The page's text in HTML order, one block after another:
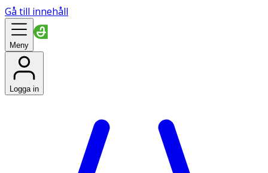
Gå till innehåll
Meny
Logga in